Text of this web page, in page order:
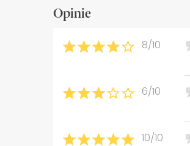
Opinie
8/10
6/10
10/10